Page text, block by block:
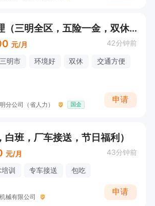
移动商客经理（三明全区，五险一金，双休，白班）
元/月 42分钟前
三明市 环境好 双休
交通方便
分公司（省人力）
国企
申请
班，厂车接送，节日福利）
元/月 43分钟前
训 专车接送 包吃
械有限公司
申请